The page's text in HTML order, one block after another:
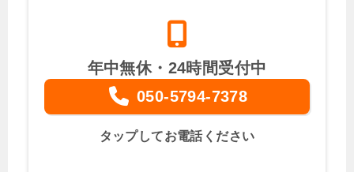
年中無休・24時間受付中
050-5794-7378
タップしてお電話ください